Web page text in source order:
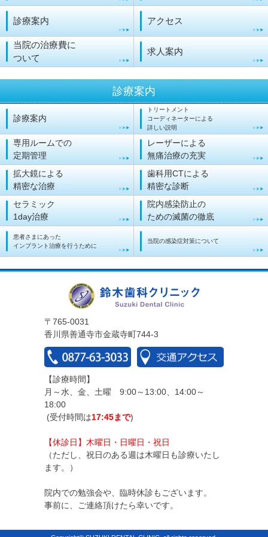
診療案内 アクセス
当院の治療費に
ついて
求人案内
診療案内
診療案内
トリートメント
コーディネーターによる
詳しい説明
専用ルームでの
定期管理
レーザーによる
無痛治療の充実
拡大鏡による
精密な治療
歯科用CTによる
精密な診断
セラミック
1day治療
院内感染防止の
ための滅菌の徹底
患者さまにあった
インプラント治療を行うために
当院の感染症対策について
〒765-0031
香川県善通寺市金蔵寺町744-3
【診療時間】
月～水、金、土曜 9:00～13:00、14:00～
18:00
(受付時間は17:45まで)
【休診日】木曜日・日曜日・祝日
（ただし、祝日のある週は木曜日も診療いたし
ます。）
院内での勉強会や、臨時休診もございます。
事前に、ご連絡頂けたら幸いです。